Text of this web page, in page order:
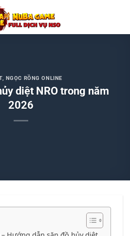
, NGỌC RỒNG ONLINE
diệt NRO trong năm
2026